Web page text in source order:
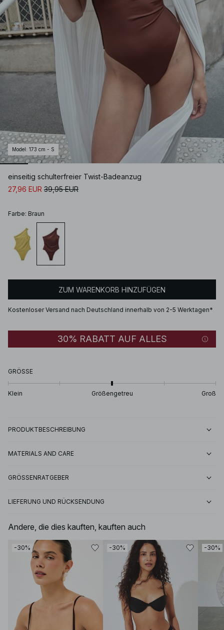
Model : 173 cm - S
einseitig schulterfreier Twist-Badeanzug
27,96 EUR 39,95 EUR
Farbe: Braun
ZUM WARENKORB HINZUFÜGEN
Kostenloser Versand nach Deutschland innerhalb von 2-5 Werktagen*
30% RABATT AUF ALLES
GRÖSSE
Klein Größengetreu Groß
PRODUKTBESCHREIBUNG
MATERIALS AND CARE
GRÖSSENRATGEBER
LIEFERUNG UND RÜCKSENDUNG
Andere, die dies kauften, kauften auch
-30% -30% -30%